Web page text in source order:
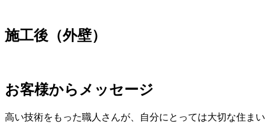
施工後（外壁）
お客様からメッセージ
高い技術をもった職人さんが、自分にとっては大切な住まい